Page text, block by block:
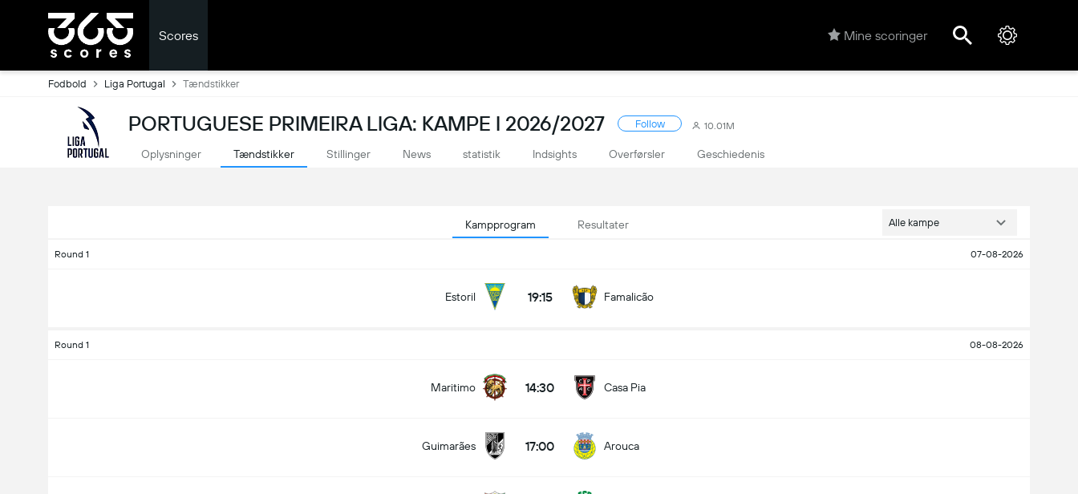
Scores Mine scoringer
Fodbold Liga Portugal Tændstikker
PORTUGUESE PRIMEIRA LIGA: KAMPE I 2026/2027 Follow 10.01M
Oplysninger Tændstikker Stillinger News statistik Indsights Overførsler Geschiedenis
Kampprogram Resultater Alle kampe
Round 1 07-08-2026
Estoril 19:15 Famalicão
Round 1 08-08-2026
Maritimo 14:30 Casa Pia
Guimarães 17:00 Arouca